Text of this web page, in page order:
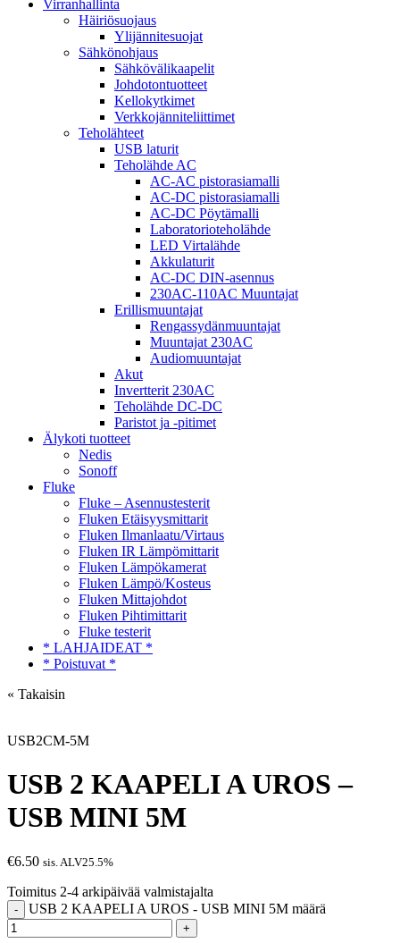
Virranhallinta
Häiriösuojaus
Ylijännitesuojat
Sähkönohjaus
Sähkövälikaapelit
Johdotontuotteet
Kellokytkimet
Verkkojänniteliittimet
Teholähteet
USB laturit
Teholähde AC
AC-AC pistorasiamalli
AC-DC pistorasiamalli
AC-DC Pöytämalli
Laboratorioteholähde
LED Virtalähde
Akkulaturit
AC-DC DIN-asennus
230AC-110AC Muuntajat
Erillismuuntajat
Rengassydänmuuntajat
Muuntajat 230AC
Audiomuuntajat
Akut
Invertterit 230AC
Teholähde DC-DC
Paristot ja -pitimet
Älykoti tuotteet
Nedis
Sonoff
Fluke
Fluke – Asennustesterit
Fluken Etäisyysmittarit
Fluken Ilmanlaatu/Virtaus
Fluken IR Lämpömittarit
Fluken Lämpökamerat
Fluken Lämpö/Kosteus
Fluken Mittajohdot
Fluken Pihtimittarit
Fluke testerit
* LAHJAIDEAT *
* Poistuvat *
« Takaisin
USB2CM-5M
USB 2 KAAPELI A UROS –
USB MINI 5M
€6.50 sis. ALV25.5%
Toimitus 2-4 arkipäivää valmistajalta
- USB 2 KAAPELI A UROS - USB MINI 5M määrä
+